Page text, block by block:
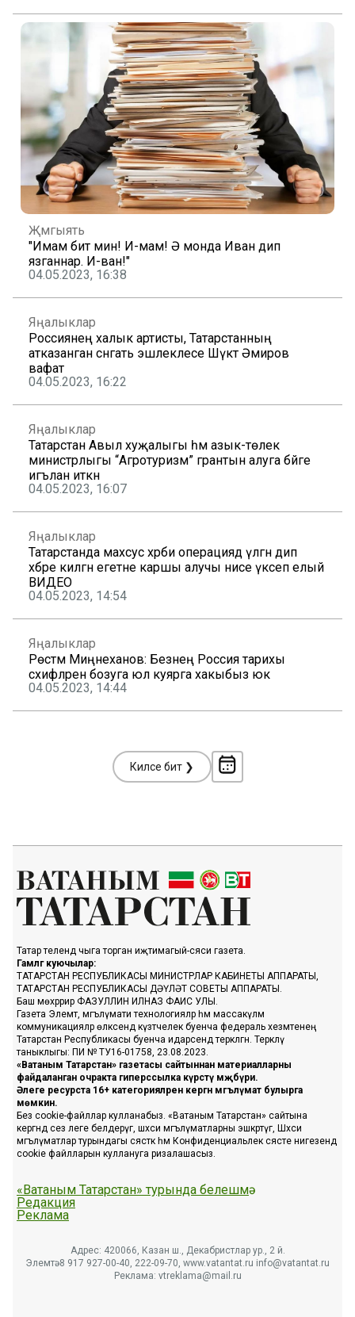
Җәмгыять
"Имам бит мин! И-мам! Ә монда Иван дип
язганнар. И-ван!"
04.05.2023, 16:38
Яңалыклар
Россиянең халык артисты, Татарстанның
атказанган сәнгать эшлеклесе Шәүкәт Әмиров
вафат
04.05.2023, 16:22
Яңалыклар
Татарстан Авыл хуҗалыгы һәм азык-төлек
министрлыгы “Агротуризм” грантын алуга бәйге
игълан иткән
04.05.2023, 16:07
Яңалыклар
Татарстанда махсус хәрби операциядә үлгән дип
хәбәре килгән егетне каршы алучы әнисе үксеп елый
ВИДЕО
04.05.2023, 14:54
Яңалыклар
Рөстәм Миңнеханов: Безнең Россия тарихы
сәхифәләрен бозуга юл куярга хакыбыз юк
04.05.2023, 14:44
Киләсе бит ❯
Татар телендә чыга торган иҗтимагый-сәяси газета.
Гамәлгә куючылар:
ТАТАРСТАН РЕСПУБЛИКАСЫ МИНИСТРЛАР КАБИНЕТЫ АППАРАТЫ,
ТАТАРСТАН РЕСПУБЛИКАСЫ ДӘҮЛӘТ СОВЕТЫ АППАРАТЫ.
Баш мөхәррир ФАЗУЛЛИН ИЛНАЗ ФАИС УЛЫ.
Газета Элемтә, мәгълүмати технологияләр һәм массакүләм
коммуникацияләр өлкәсендә күзәтчелек буенча федераль хезмәтенең
Татарстан Республикасы буенча идарәсендә теркәлгән. Теркәлү
таныклыгы: ПИ № ТУ16-01758, 23.08.2023.
«Ватаным Татарстан» газетасы сайтыннан материалларны
файдаланган очракта гиперссылка күрсәтү мәҗбүри.
Әлеге ресурста 16+ категорияләренә кергән мәгълүмат булырга
мөмкин.
Без cookie-файллар кулланабыз. «Ватаным Татарстан» сайтына
кергәндә сез әлеге белдерүгә, шәхси мәгълүматларны эшкәртүгә, Шәхси
мәгълүматлар турындагы сәясәткә һәм Конфиденциальлек сәясәте нигезендә
cookie файлларын куллануга ризалашасыз.
«Ватаным Татарстан» турында белешмә
Редакция
Реклама
Адрес: 420066, Казан ш., Декабристлар ур., 2 й.
Элемтә: 8 917 927-00-40, 222-09-70, www.vatantat.ru info@vatantat.ru
Реклама: vtreklama@mail.ru